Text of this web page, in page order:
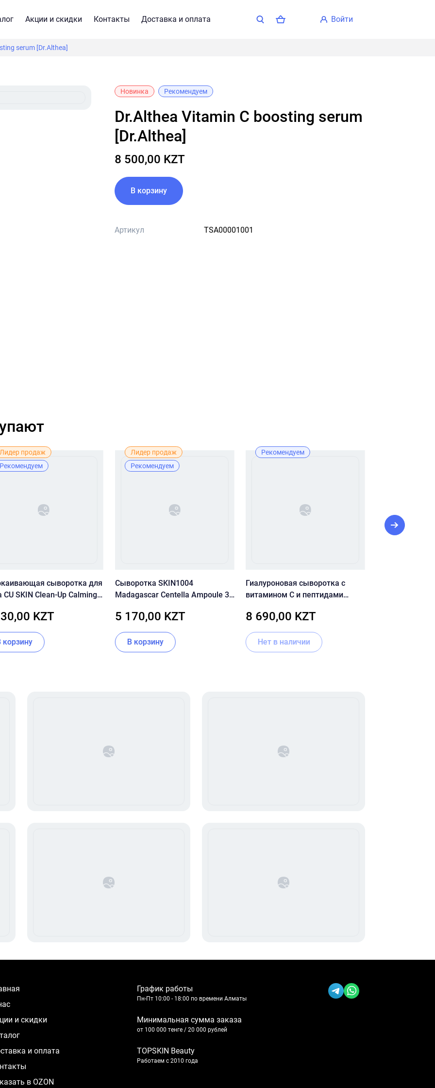
Акции и скидки Контакты Доставка и оплата войти
serum [Dr.Althea]
Новинка Рекомендуем
Dr.Althea Vitamin C boosting serum
[Dr.Althea]
8 500,00 KZT
В корзину
Артикул TSA00001001
Лидер продаж
Рекомендуем
сыворотка для
CU SKIN Clean-Up Calming
KZT
В корзину
Лидер продаж
Рекомендуем
Сыворотка SKIN1004
Madagascar Centella Ampoule 30
5 170,00 KZT
В корзину
Рекомендуем
Гиалуроновая сыворотка с
витамином С и пептидами
Acid Vitamin C Serum
8 690,00 KZT
Нет в наличии
нас
и скидки
и оплата
в OZON
График работы
Пн-Пт 10:00 - 18:00 по времени Алматы
Минимальная сумма заказа
от 100 000 тенге / 20 000 рублей
TOPSKIN Beauty
Работаем с 2010 года